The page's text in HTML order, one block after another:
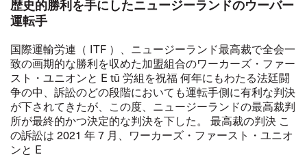
歴史的勝利を手にしたニュージーランドのウーバー
運転手
国際運輸労連（ ITF ）、ニュージーランド最高裁で全会一
致の画期的な勝利を収めた加盟組合のワーカーズ・ファー
スト・ユニオンと E tū 労組を祝福 何年にもわたる法廷闘
争の中、訴訟のどの段階においても運転手側に有利な判決
が下されてきたが、この度、ニュージーランドの最高裁判
所が最終的かつ決定的な判決を下した。 最高裁の判決 こ
の訴訟は 2021 年 7 月、ワーカーズ・ファースト・ユニオ
ンと E